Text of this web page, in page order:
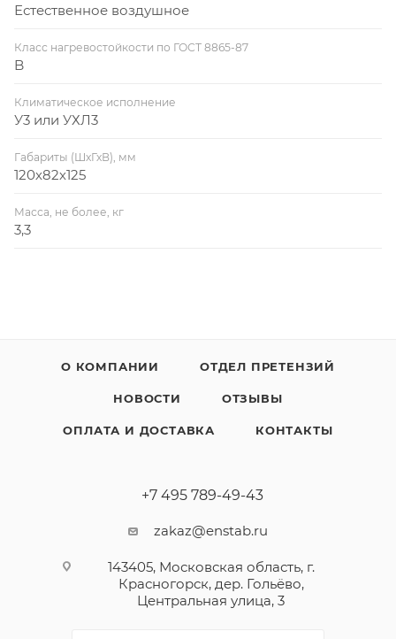
Естественное воздушное
Класс нагревостойкости по ГОСТ 8865-87
B
Климатическое исполнение
У3 или УХЛ3
Габариты (ШхГхВ), мм
120х82х125
Масса, не более, кг
3,3
О КОМПАНИИ ОТДЕЛ ПРЕТЕНЗИЙ
НОВОСТИ ОТЗЫВЫ
ОПЛАТА И ДОСТАВКА КОНТАКТЫ
+7 495 789-49-43
zakaz@enstab.ru
143405, Московская область, г.
Красногорск, дер. Гольёво,
Центральная улица, 3